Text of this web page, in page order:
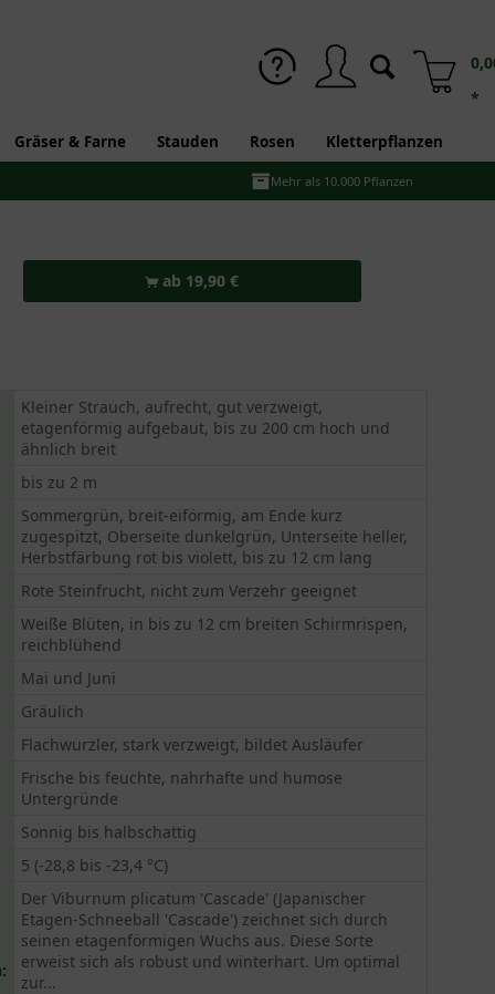
*
Gräser & Farne Stauden Rosen Kletterpflanzen
Mehr als 10.000 Pflanzen
ab 19,90 €
Kleiner Strauch, aufrecht, gut verzweigt,
etagenförmig aufgebaut, bis zu 200 cm hoch und
ähnlich breit
bis zu 2 m
Sommergrün, breit-eiförmig, am Ende kurz
zugespitzt, Oberseite dunkelgrün, Unterseite heller,
Herbstfärbung rot bis violett, bis zu 12 cm lang
Rote Steinfrucht, nicht zum Verzehr geeignet
Weiße Blüten, in bis zu 12 cm breiten Schirmrispen,
reichblühend
Mai und Juni
Gräulich
Flachwurzler, stark verzweigt, bildet Ausläufer
Frische bis feuchte, nahrhafte und humose
Untergründe
Sonnig bis halbschattig
5 (-28,8 bis -23,4 °C)
Der Viburnum plicatum 'Cascade' (Japanischer
Etagen-Schneeball 'Cascade') zeichnet sich durch
seinen etagenförmigen Wuchs aus. Diese Sorte
erweist sich als robust und winterhart. Um optimal
zur...